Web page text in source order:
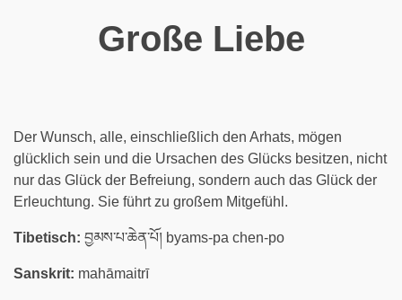
Große Liebe
Der Wunsch, alle, einschließlich den Arhats, mögen
glücklich sein und die Ursachen des Glücks besitzen, nicht
nur das Glück der Befreiung, sondern auch das Glück der
Erleuchtung. Sie führt zu großem Mitgefühl.
Tibetisch: བྱམས་པ་ཆེན་པོ། byams-pa chen-po
Sanskrit: mahāmaitrī